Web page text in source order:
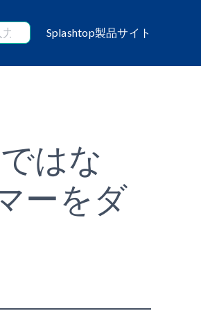
Splashtop製品サイト
はな
ーをダ